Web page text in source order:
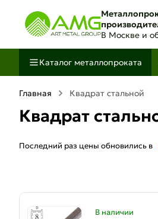
В Москве и
Каталог металлопроката
Главная Квадрат стальной
Квадрат
Последний раз цены обновились в
В наличии